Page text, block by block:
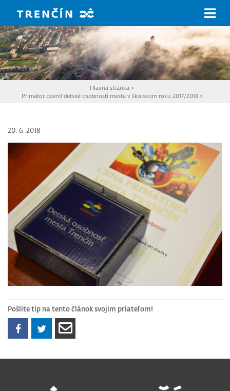
Hlavná stránka >
Primátor ocenil detské osobnosti mesta v školskom roku 2017/2018>
20. 6. 2018
Pošlite tip na tento článok svojim priateľom!